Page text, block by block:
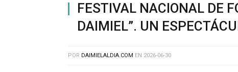
FESTIVAL NACIONAL DE
DAIMIEL”. UN
POR DAIMIELALDIA.COM EN 2026-06-30